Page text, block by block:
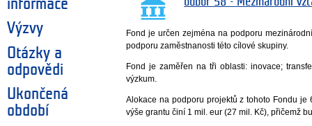
informace
Výzvy
Otázky a
odpovědi
Ukončená
období
odbor 58 - Mezinárodní
Fond je určen zejména na podporu
podporu zaměstnanosti této cílové skupiny.
Fond je zaměřen na tři oblasti: inovace;
výzkum.
Alokace na podporu projektů z tohoto Fondu
výše grantu činí 1 mil. eur (27 mil. Kč), přičemž